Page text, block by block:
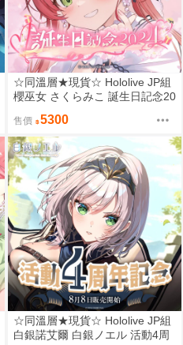
☆同溫層★現貨☆ Hololive JP組
櫻巫女 さくらみこ 誕生日記念20
售價 5300
☆同溫層★現貨☆ Hololive JP組
白銀諾艾爾 白銀ノエル 活動4周